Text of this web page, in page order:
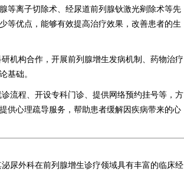
等离子切除术、经尿道前列腺钬激光剜除术等先
等优点，能够有效提高治疗效果，改善患者的生
机构合作，开展前列腺增生发病机制、药物治疗
基础。
流程、开设专科门诊、提供网络预约挂号等，方
供心理疏导服务，帮助患者缓解因疾病带来的心
尿外科在前列腺增生诊疗领域具有丰富的临床经